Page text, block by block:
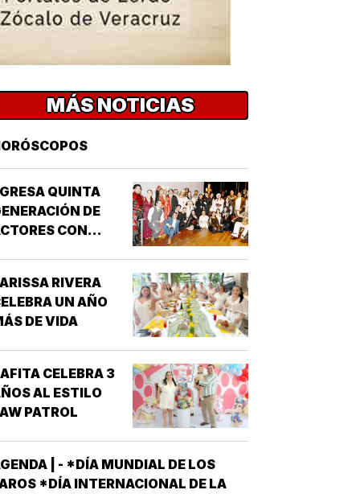
MÁS NOTICIAS
QUINTA
DE
CON
RIVERA
UN AÑO
DE VIDA
CELEBRA 3
AL ESTILO
PATROL
| - *DÍA MUNDIAL DE LOS
*DÍA INTERNACIONAL DE LA